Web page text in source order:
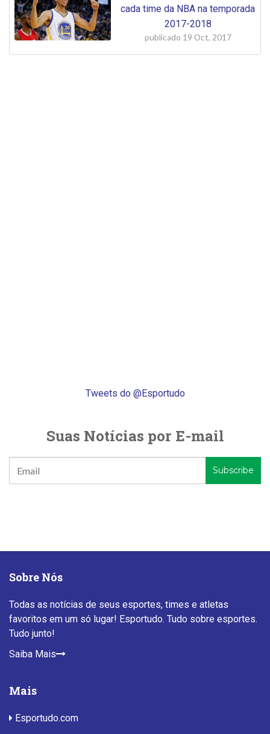
cada time da NBA na temporada
2017-2018
publicado 19 Oct, 2017
Tweets do @Esportudo
Suas Notícias por E-mail
Sobre Nós
Todas as notícias de seus esportes, times e atletas
favoritos em um só lugar! Esportudo. Tudo sobre esportes.
Tudo junto!
Saiba Mais
Mais
Esportudo.com